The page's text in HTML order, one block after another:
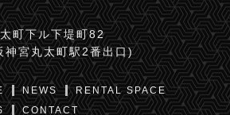
町下ル下堤町82
神宮丸太町駅2番出口)
NEWS
RENTAL SPACE
CONTACT